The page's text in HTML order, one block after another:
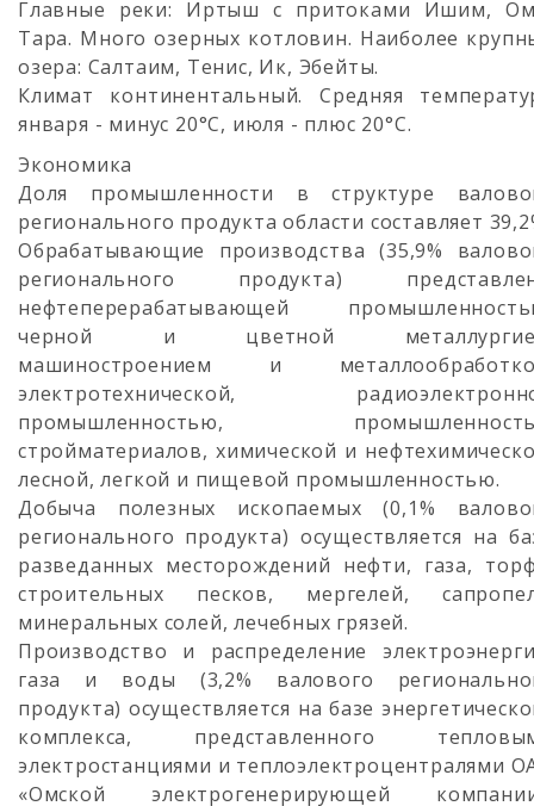
Главные реки: Иртыш с притоками Ишим,
Тара. Много озерных котловин. Наиболее
озера: Салтаим, Тенис, Ик, Эбейты.
Климат континентальный. Средняя
января - минус 20°C, июля - плюс 20°C.
Экономика
Доля промышленности в структуре
регионального продукта области составляет
Обрабатывающие производства (35,9%
регионального продукта)
нефтеперерабатывающей
черной и цветной
машиностроением и
электротехнической,
промышленностью,
стройматериалов, химической и
лесной, легкой и пищевой промышленностью.
Добыча полезных ископаемых (0,1%
регионального продукта) осуществляется на
разведанных месторождений нефти, газа,
строительных песков, мергелей,
минеральных солей, лечебных грязей.
Производство и распределение
газа и воды (3,2% валового
продукта) осуществляется на базе
комплекса, представленного
электростанциями и теплоэлектроцентралями
«Омской электрогенерирующей